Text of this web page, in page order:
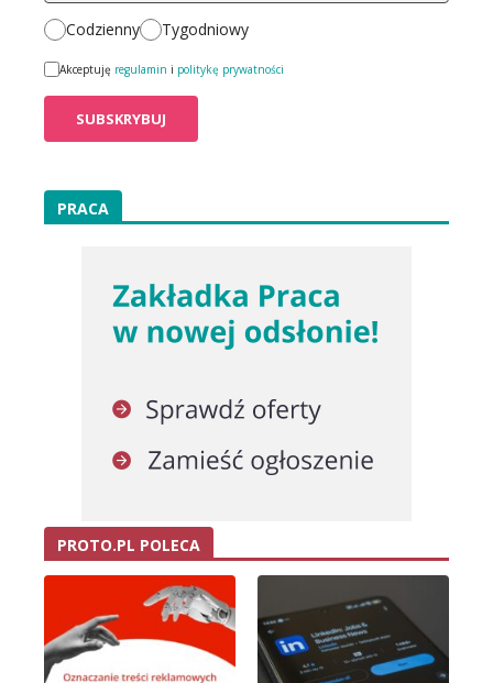
Codzienny Tygodniowy
Akceptuję regulamin i politykę prywatności
PRACA
PROTO.PL POLECA